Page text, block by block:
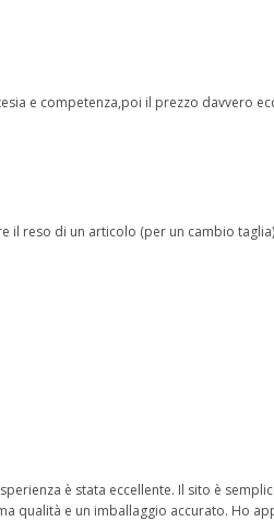
e competenza,poi il prezzo davvero
reso di un articolo (per un cambio
è stata eccellente. Il sito è
qualità e un imballaggio accurato. Ho